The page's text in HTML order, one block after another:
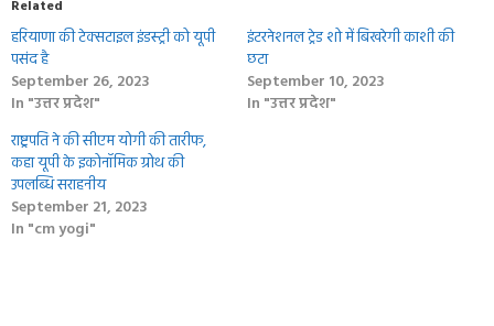
Related
हरियाणा की टेक्सटाइल इंडस्ट्री को यूपी
पसंद है
September 26, 2023
In "उत्तर प्रदेश"
इंटरनेशनल ट्रेड शो में बिखरेगी काशी की
छटा
September 10, 2023
In "उत्तर प्रदेश"
राष्ट्रपति ने की सीएम योगी की तारीफ,
कहा यूपी के इकोनॉमिक ग्रोथ की
उपलब्धि सराहनीय
September 21, 2023
In "cm yogi"